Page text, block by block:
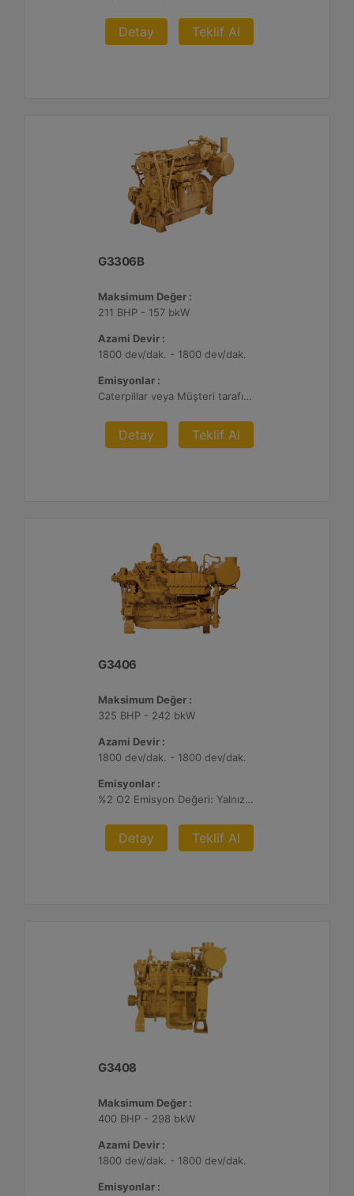
Detay Teklif Al
G3306B
Maksimum Değer :
211 BHP - 157 bkW
Azami Devir :
1800 dev/dak. - 1800 dev/dak.
Emisyonlar :
Caterpillar veya Müşteri tarafından sağlanan AFRC ve Atık Arıtma ile 0,1 g ve 0,5 g/bhp-sa. NOx
Detay Teklif Al
G3406
Maksimum Değer :
325 BHP - 242 bkW
Azami Devir :
1800 dev/dak. - 1800 dev/dak.
Emisyonlar :
%2 O2 Emisyon Değeri: Yalnızca İhracat
Detay Teklif Al
G3408
Maksimum Değer :
400 BHP - 298 bkW
Azami Devir :
1800 dev/dak. - 1800 dev/dak.
Emisyonlar :